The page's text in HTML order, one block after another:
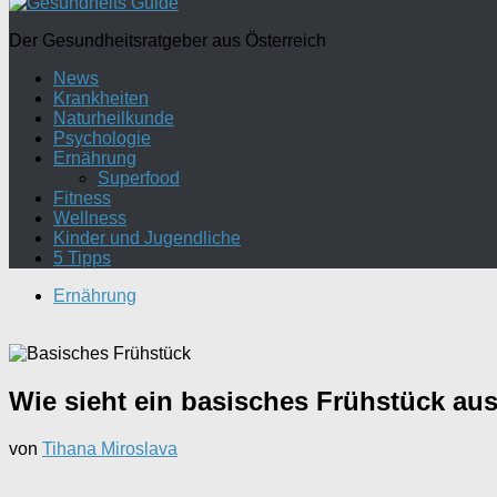
Der Gesundheitsratgeber aus Österreich
News
Krankheiten
Naturheilkunde
Psychologie
Ernährung
Superfood
Fitness
Wellness
Kinder und Jugendliche
5 Tipps
Ernährung
Wie sieht ein basisches Frühstück
von Tihana Miroslava